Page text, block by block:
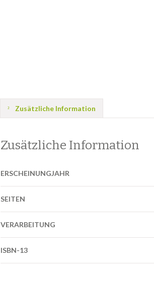
Zusätzliche Information
Zusätzliche Information
ERSCHEINUNGJAHR
SEITEN
VERARBEITUNG
ISBN-13